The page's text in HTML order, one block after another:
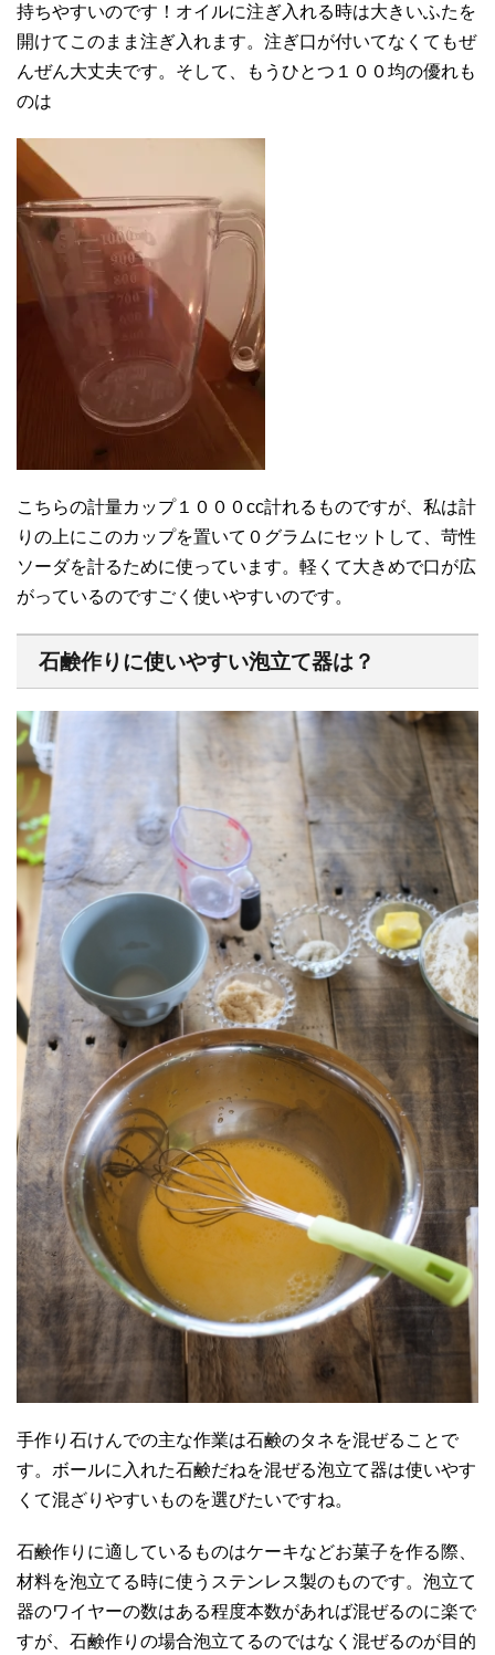
持ちやすいのです！オイルに注ぎ入れる時は大きいふたを
開けてこのまま注ぎ入れます。注ぎ口が付いてなくてもぜ
んぜん大丈夫です。そして、もうひとつ１００均の優れも
のは
こちらの計量カップ１０００cc計れるものですが、私は計
りの上にこのカップを置いて０グラムにセットして、苛性
ソーダを計るために使っています。軽くて大きめで口が広
がっているのですごく使いやすいのです。
石鹸作りに使いやすい泡立て器は？
手作り石けんでの主な作業は石鹸のタネを混ぜることで
す。ボールに入れた石鹸だねを混ぜる泡立て器は使いやす
くて混ざりやすいものを選びたいですね。
石鹸作りに適しているものはケーキなどお菓子を作る際、
材料を泡立てる時に使うステンレス製のものです。泡立て
器のワイヤーの数はある程度本数があれば混ぜるのに楽で
すが、石鹸作りの場合泡立てるのではなく混ぜるのが目的